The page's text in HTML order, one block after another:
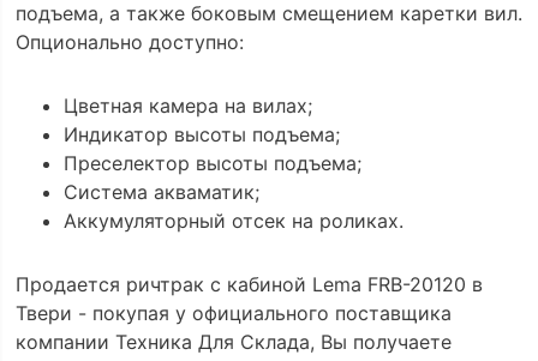
подъема, а также боковым смещением каретки вил.
Опционально доступно:
Цветная камера на вилах;
Индикатор высоты подъема;
Преселектор высоты подъема;
Система акваматик;
Аккумуляторный отсек на роликах.
Продается ричтрак с кабиной Lema FRB-20120 в
Твери - покупая у официального поставщика
компании Техника Для Склада, Вы получаете